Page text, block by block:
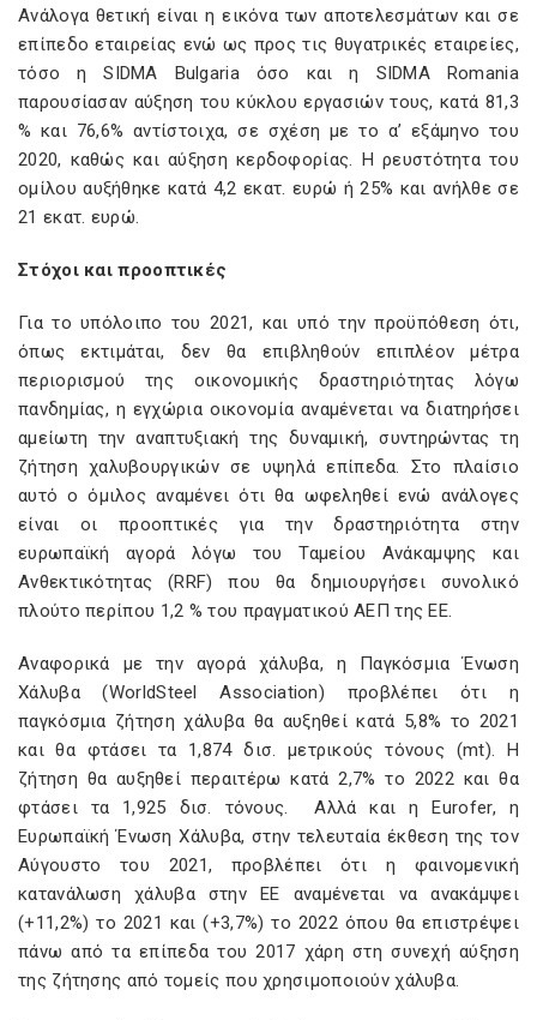
Ανάλογα θετική είναι η εικόνα των αποτελεσμάτων και σε
επίπεδο εταιρείας ενώ ως προς τις θυγατρικές εταιρείες,
τόσο η SIDMA Bulgaria όσο και η SIDMA Romania
παρουσίασαν αύξηση του κύκλου εργασιών τους, κατά 81,3
% και 76,6% αντίστοιχα, σε σχέση με το α’ εξάμηνο του
2020, καθώς και αύξηση κερδοφορίας. Η ρευστότητα του
ομίλου αυξήθηκε κατά 4,2 εκατ. ευρώ ή 25% και ανήλθε σε
21 εκατ. ευρώ.
Στόχοι και προοπτικές
Για το υπόλοιπο του 2021, και υπό την προϋπόθεση ότι,
όπως εκτιμάται, δεν θα επιβληθούν επιπλέον μέτρα
περιορισμού της οικονομικής δραστηριότητας λόγω
πανδημίας, η εγχώρια οικονομία αναμένεται να διατηρήσει
αμείωτη την αναπτυξιακή της δυναμική, συντηρώντας τη
ζήτηση χαλυβουργικών σε υψηλά επίπεδα. Στο πλαίσιο
αυτό ο όμιλος αναμένει ότι θα ωφεληθεί ενώ ανάλογες
είναι οι προοπτικές για την δραστηριότητα στην
ευρωπαϊκή αγορά λόγω του Ταμείου Ανάκαμψης και
Ανθεκτικότητας (RRF) που θα δημιουργήσει συνολικό
πλούτο περίπου 1,2 % του πραγματικού ΑΕΠ της ΕΕ.
Αναφορικά με την αγορά χάλυβα, η Παγκόσμια Ένωση
Χάλυβα (WorldSteel Association) προβλέπει ότι η
παγκόσμια ζήτηση χάλυβα θα αυξηθεί κατά 5,8% το 2021
και θα φτάσει τα 1,874 δισ. μετρικούς τόνους (mt). Η
ζήτηση θα αυξηθεί περαιτέρω κατά 2,7% το 2022 και θα
φτάσει τα 1,925 δισ. τόνους. Αλλά και η Eurofer, η
Ευρωπαϊκή Ένωση Χάλυβα, στην τελευταία έκθεση της τον
Αύγουστο του 2021, προβλέπει ότι η φαινομενική
κατανάλωση χάλυβα στην ΕΕ αναμένεται να ανακάμψει
(+11,2%) το 2021 και (+3,7%) το 2022 όπου θα επιστρέψει
πάνω από τα επίπεδα του 2017 χάρη στη συνεχή αύξηση
της ζήτησης από τομείς που χρησιμοποιούν χάλυβα.